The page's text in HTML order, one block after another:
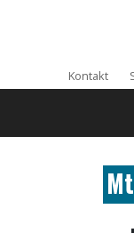
Päise
Kontakt
Mt